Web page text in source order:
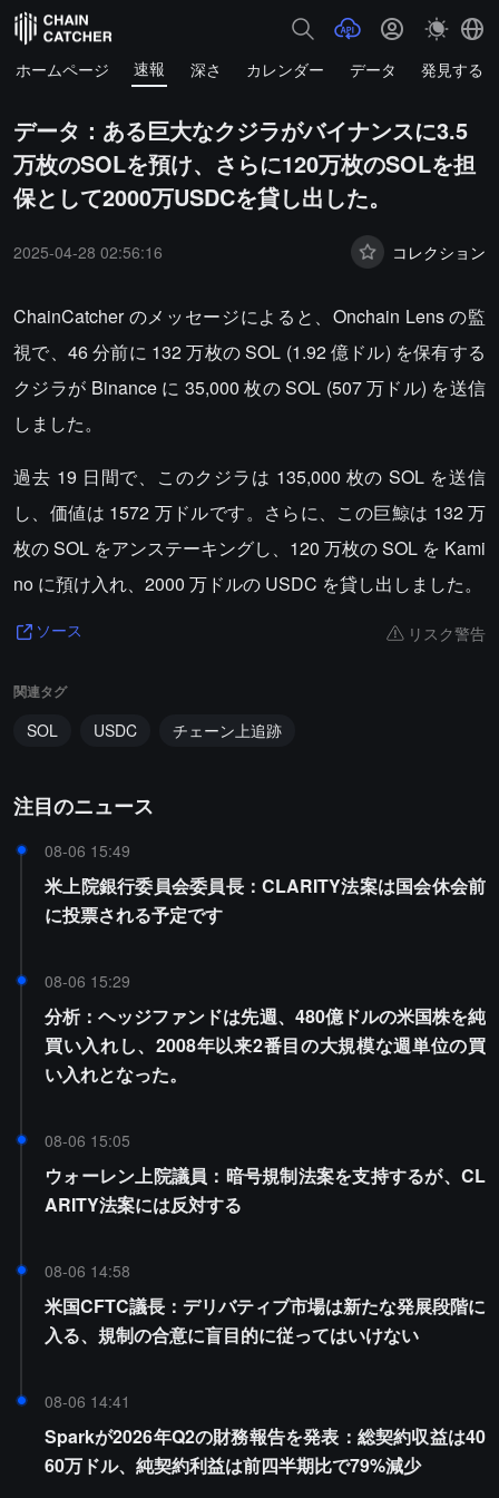
ホームページ 速報 深さ カレンダー データ 発見する
データ：ある巨大なクジラがバイナンスに3.5
万枚のSOLを預け、さらに120万枚のSOLを担
保として2000万USDCを貸し出した。
2025-04-28 02:56:16 コレクション
ChainCatcher のメッセージによると、Onchain Lens の監
視で、46 分前に 132 万枚の SOL (1.92 億ドル) を保有する
クジラが Binance に 35,000 枚の SOL (507 万ドル) を送信
しました。
過去 19 日間で、このクジラは 135,000 枚の SOL を送信
し、価値は 1572 万ドルです。さらに、この巨鯨は 132 万
枚の SOL をアンステーキングし、120 万枚の SOL を Kami
no に預け入れ、2000 万ドルの USDC を貸し出しました。
ソース リスク警告
関連タグ
SOL USDC チェーン上追跡
注目のニュース
08-06 15:49
米上院銀行委員会委員長：CLARITY法案は国会休会前
に投票される予定です
08-06 15:29
分析：ヘッジファンドは先週、480億ドルの米国株を純
買い入れし、2008年以来2番目の大規模な週単位の買
い入れとなった。
08-06 15:05
ウォーレン上院議員：暗号規制法案を支持するが、CL
ARITY法案には反対する
08-06 14:58
米国CFTC議長：デリバティブ市場は新たな発展段階に
入る、規制の合意に盲目的に従ってはいけない
08-06 14:41
Sparkが2026年Q2の財務報告を発表：総契約収益は40
60万ドル、純契約利益は前四半期比で79%減少